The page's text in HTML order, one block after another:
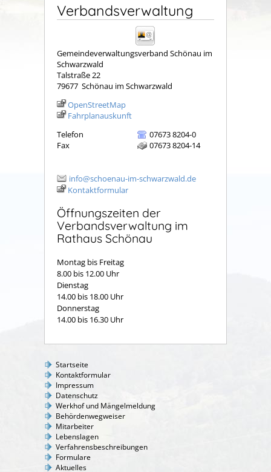
Verbandsverwaltung
Gemeindeverwaltungsverband Schönau im
Schwarzwald
Talstraße 22
79677 Schönau im Schwarzwald
OpenStreetMap
Fahrplanauskunft
Telefon
07673 8204-0
Fax
07673 8204-14
info@schoenau-im-schwarzwald.de
Kontaktformular
Öffnungszeiten der
Verbandsverwaltung im
Rathaus Schönau
Montag bis Freitag
8.00 bis 12.00 Uhr
Dienstag
14.00 bis 18.00 Uhr
Donnerstag
14.00 bis 16.30 Uhr
Startseite
Kontaktformular
Impressum
Datenschutz
Werkhof und Mängelmeldung
Behördenwegweiser
Mitarbeiter
Lebenslagen
Verfahrensbeschreibungen
Formulare
Aktuelles